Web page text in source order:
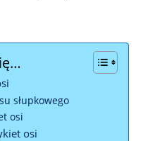
słupkowego
osi
osi